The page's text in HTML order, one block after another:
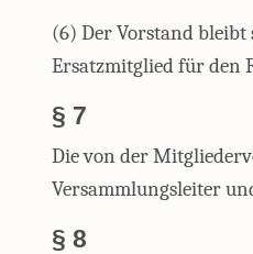
(6) Der Vorstand bleibt
Ersatzmitglied für den
§ 7
Die von der
Versammlungsleiter
§ 8